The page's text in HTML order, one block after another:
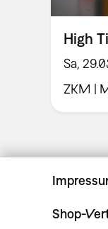
High
Sa,
ZKM |
Shop-